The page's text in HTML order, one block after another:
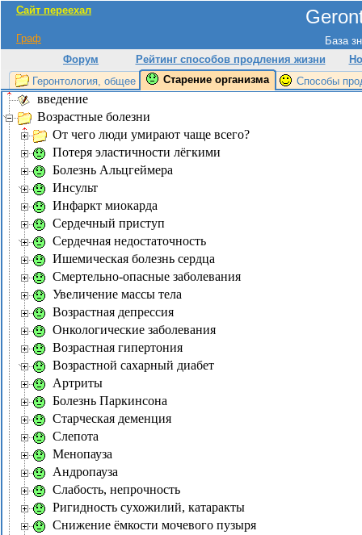
Сайт переехал
База
Граф
Форум
Рейтинг способов продления жизни
Геронтология, общее
Старение организма Способы
введение
Возрастные болезни
От чего люди умирают чаще всего?
Потеря эластичности лёгкими
Болезнь Альцгеймера
Инсульт
Инфаркт миокарда
Сердечный приступ
Сердечная недостаточность
Ишемическая болезнь сердца
Смертельно-опасные заболевания
Увеличение массы тела
Возрастная депрессия
Онкологические заболевания
Возрастная гипертония
Возрастной сахарный диабет
Артриты
Болезнь Паркинсона
Старческая деменция
Слепота
Менопауза
Андропауза
Слабость, непрочность
Ригидность сухожилий, катаракты
Снижение ёмкости мочевого пузыря